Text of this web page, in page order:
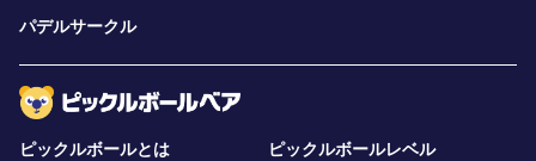
パデルサークル
ピックルボールとは
ピックルボールレベル